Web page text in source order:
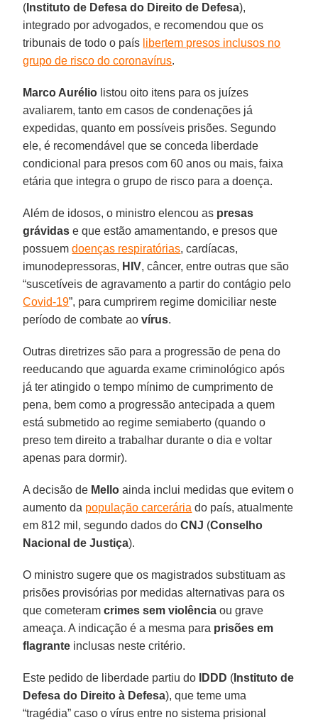
( Instituto de Defesa do Direito de Defesa),
integrado por advogados, e recomendou que os
tribunais de todo o país libertem presos inclusos no
grupo de risco do coronavírus.
Marco Aurélio listou oito itens para os juízes
avaliarem, tanto em casos de condenações já
expedidas, quanto em possíveis prisões. Segundo
ele, é recomendável que se conceda liberdade
condicional para presos com 60 anos ou mais, faixa
etária que integra o grupo de risco para a doença.
Além de idosos, o ministro elencou as presas
grávidas e que estão amamentando, e presos que
possuemdoenças respiratórias, cardíacas,
imunodepressoras, HIV, câncer, entre outras que são
“suscetíveis de agravamento a partir do contágio pelo
Covid-19”, para cumprirem regime domiciliar neste
período de combate aovírus.
Outras diretrizes são para a progressão de pena do
reeducando que aguarda exame criminológico após
já ter atingido o tempo mínimo de cumprimento de
pena, bem como a progressão antecipada a quem
está submetido ao regime semiaberto (quando o
preso tem direito a trabalhar durante o dia e voltar
apenas para dormir).
A decisão de Mello ainda inclui medidas que evitem o
aumento da população carcerária do país, atualmente
em 812 mil, segundo dados doCNJ (Conselho
Nacional de Justiça).
O ministro sugere que os magistrados substituam as
prisões provisórias por medidas alternativas para os
que cometeramcrimes sem violência ou grave
ameaça. A indicação é a mesma para prisões em
flagrante inclusas neste critério.
Este pedido de liberdade partiu do IDDD ( Instituto de
Defesa do Direito à Defesa), que teme uma
“tragédia” caso o vírus entre no sistema prisional